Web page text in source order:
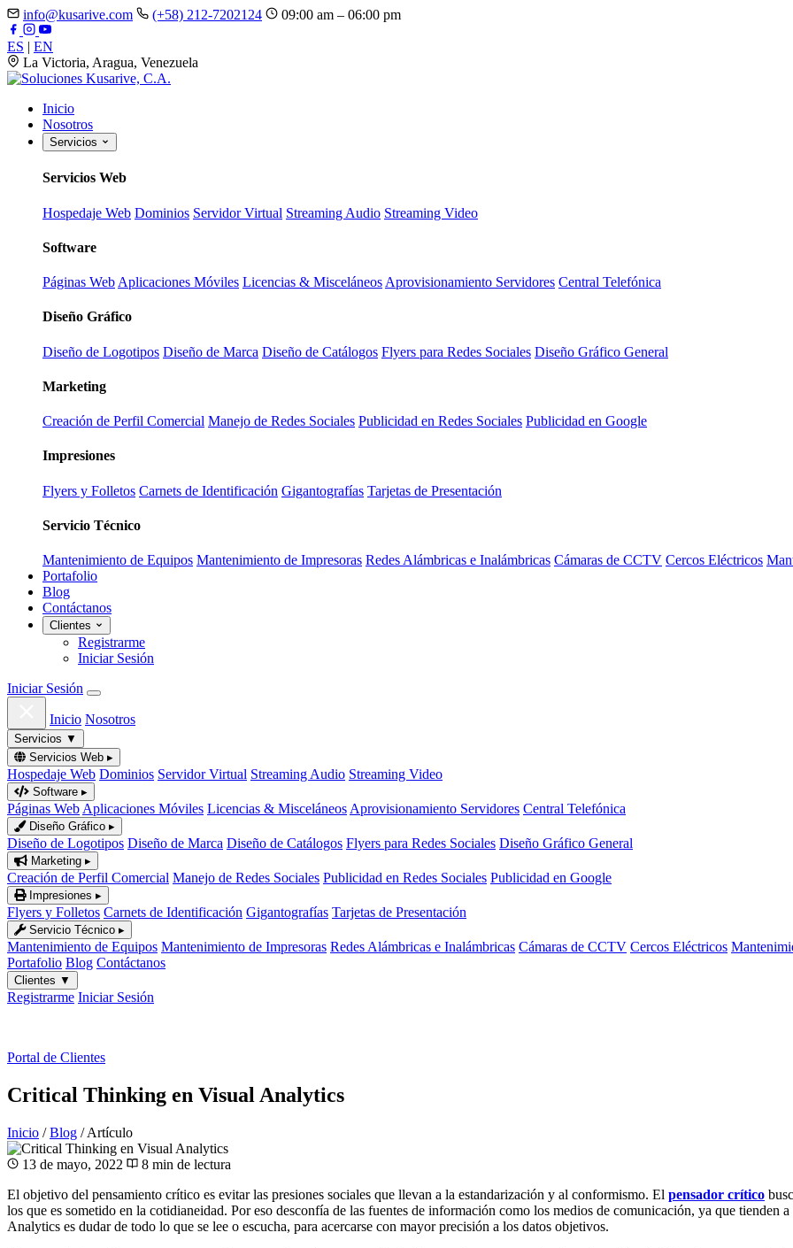
info@kusarive.com (+58) 212-7202124 09:00 am – 06:00 pm
ES | EN
La Victoria, Aragua, Venezuela
Inicio
Nosotros
Servicios
Servicios Web
Hospedaje Web Dominios Servidor Virtual Streaming Audio Streaming Video
Software
Páginas Web Aplicaciones Móviles Licencias & Misceláneos Aprovisionamiento Servidores Central Telefónica
Diseño Gráfico
Diseño de Logotipos Diseño de Marca Diseño de Catálogos Flyers para Redes Sociales Diseño Gráfico General
Marketing
Creación de Perfil Comercial Manejo de Redes Sociales Publicidad en Redes Sociales Publicidad en Google
Impresiones
Flyers y Folletos Carnets de Identificación Gigantografías Tarjetas de Presentación
Servicio Técnico
Mantenimiento de Equipos Mantenimiento de Impresoras Redes Alámbricas e Inalámbricas Cámaras de CCTV Cercos Eléctricos
Portafolio
Blog
Contáctanos
Clientes
Registrarme
Iniciar Sesión
Iniciar Sesión
Inicio Nosotros
Servicios ▼
Servicios Web ▸
Hospedaje Web Dominios Servidor Virtual Streaming Audio Streaming Video
Software ▸
Páginas Web Aplicaciones Móviles Licencias & Misceláneos Aprovisionamiento Servidores Central Telefónica
Diseño Gráfico ▸
Diseño de Logotipos Diseño de Marca Diseño de Catálogos Flyers para Redes Sociales Diseño Gráfico General
Marketing ▸
Creación de Perfil Comercial Manejo de Redes Sociales Publicidad en Redes Sociales Publicidad en Google
Impresiones ▸
Flyers y Folletos Carnets de Identificación Gigantografías Tarjetas de Presentación
Servicio Técnico ▸
Mantenimiento de Equipos Mantenimiento de Impresoras Redes Alámbricas e Inalámbricas Cámaras de CCTV Cercos Eléctricos
Portafolio Blog Contáctanos
Clientes ▼
Registrarme Iniciar Sesión
Portal de Clientes
Critical Thinking en Visual Analytics
Inicio / Blog /Artículo
13 de mayo, 2022
8 min de lectura
El objetivo del pensamiento crítico es evitar las presiones sociales que llevan a la estandarización y al conformismo. El pensador crítico
los que es sometido en la cotidianeidad. Por eso desconfía de las fuentes de información como los medios de comunicación, ya que
Analytics es dudar de todo lo que se lee o escucha, para acercarse con mayor precisión a los datos objetivos.